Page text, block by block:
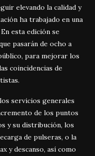
elevando la calidad y
ha trabajado en una
esta edición se
pasarán de ocho a
para mejorar los
coincidencias de
servicios generales
de los puntos
y su distribución, los
de pulseras, o la
y descanso, así como